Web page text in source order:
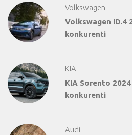
Volkswagen
Volkswagen ID.4
konkurenti
KIA
KIA Sorento
konkurenti
Audi